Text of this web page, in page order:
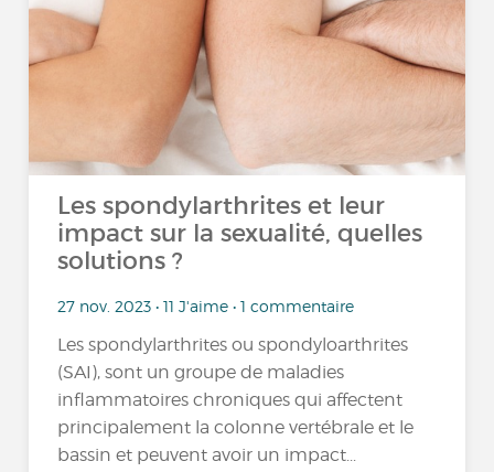
Les spondylarthrites et leur
impact sur la sexualité, quelles
solutions ?
27 nov. 2023 • 11 J'aime • 1 commentaire
Les spondylarthrites ou spondyloarthrites
(SAI), sont un groupe de maladies
inflammatoires chroniques qui affectent
principalement la colonne vertébrale et le
bassin et peuvent avoir un impact...